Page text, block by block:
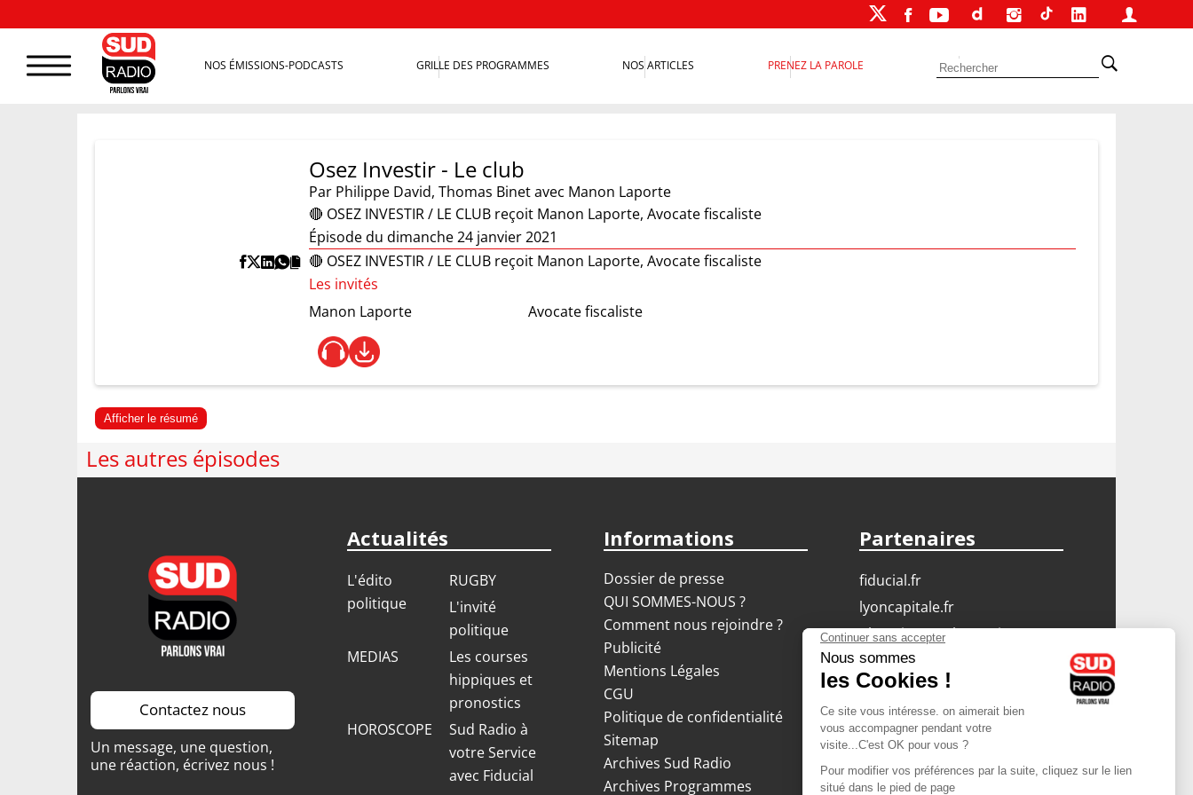
NOS ÉMISSIONS-PODCASTS GRILLE DES PROGRAMMES NOS ARTICLES PRENEZ LA PAROLE
Osez Investir - Le club
Par Philippe David, Thomas Binetavec Manon Laporte
🔴 OSEZ INVESTIR / LE CLUB reçoit Manon Laporte, Avocate fiscaliste
Épisode du dimanche 24 janvier 2021
🔴 OSEZ INVESTIR / LE CLUB reçoit Manon Laporte, Avocate fiscaliste
Les invités
Manon Laporte
Avocate fiscaliste
Afficher le résumé
Les autres épisodes
Contactez nous
Un message, une question,
une réaction, écrivez nous !
Actualités
L'édito
politique
RUGBY
L'invité
politique
MEDIAS
Les courses
hippiques et
pronostics
HOROSCOPE
Sud Radio à
votre Service
avec Fiducial
Informations
Dossier de presse
QUI SOMMES-NOUS ?
Comment nous rejoindre ?
Publicité
Mentions Légales
CGU
Politique de confidentialité
Sitemap
Archives Sud Radio
Archives Programmes
Partenaires
fiducial.fr
lyoncapitale.fr
olympique-et-lyonnais.com
L'application Iphone
/ Android
Téléchargez l'application